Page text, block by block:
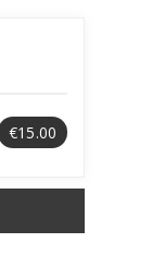
€15.00